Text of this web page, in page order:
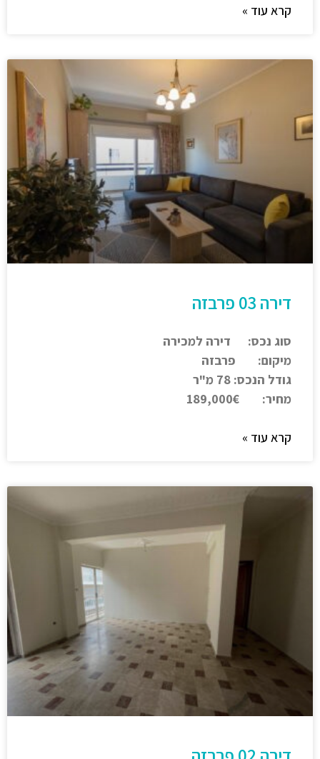
קרא עוד »
דירה 03 פרבזה
סוג נכס: דירה למכירה
מיקום: פרבזה
גודל הנכס: 78 מ"ר
מחיר: 189,000€
קרא עוד »